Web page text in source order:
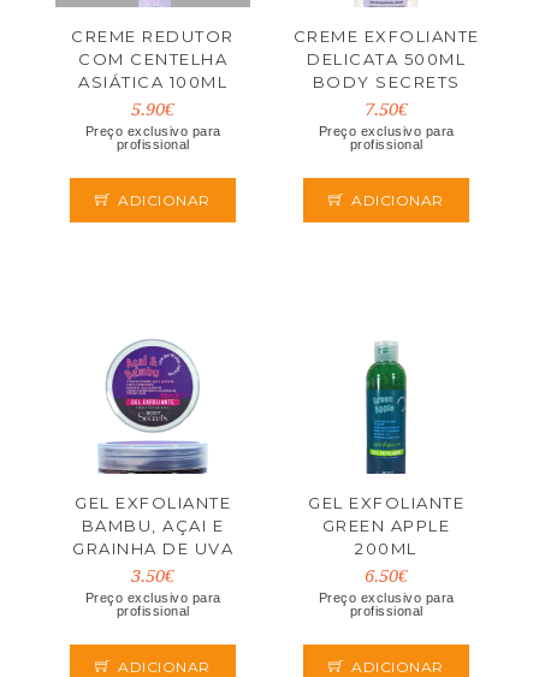
CREME REDUTOR
COM CENTELHA
ASIÁTICA 100ML
5.90€
Preço exclusivo para
profissional
ADICIONAR
CREME EXFOLIANTE
DELICATA 500ML
BODY SECRETS
7.50€
Preço exclusivo para
profissional
ADICIONAR
GEL EXFOLIANTE
BAMBU, AÇAI E
GRAINHA DE UVA
50ML
3.50€
Preço exclusivo para
profissional
ADICIONAR
GEL EXFOLIANTE
GREEN APPLE
200ML
6.50€
Preço exclusivo para
profissional
ADICIONAR